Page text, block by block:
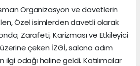
Organizasyon ve davetlerin
Özel isimlerden davetli olarak
Zarafeti, Karizması ve Etkileyici
çeken İZGİ, salona adım
odağı haline geldi. Katılımcılar